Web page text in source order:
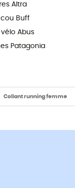
Altra
Buff
Abus
Patagonia
Collant running femme